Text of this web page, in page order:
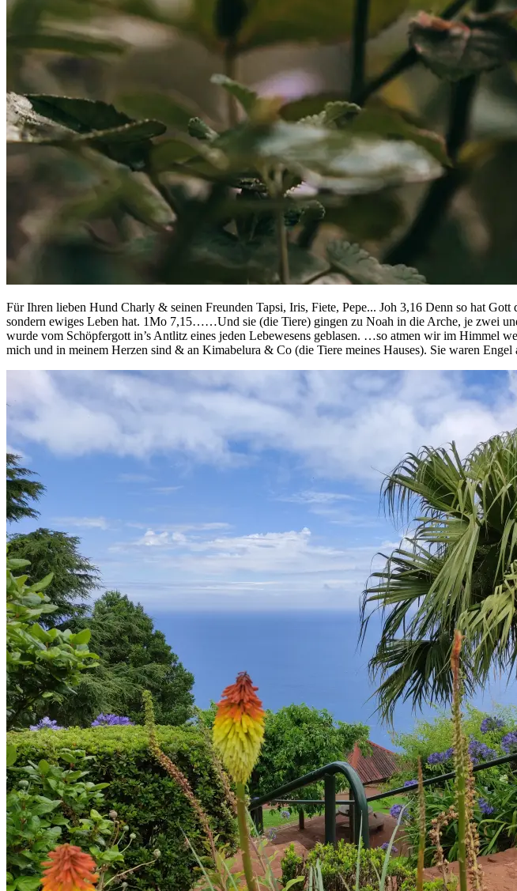
Für Ihren lieben Hund Charly & seinen Freunden Tapsi, Iris, Fiete, Pepe... Joh 3,16 Denn so hat
sondern ewiges Leben hat. 1Mo 7,15……Und sie (die Tiere) gingen zu Noah in die Arche, je zwei
wurde vom Schöpfergott in’s Antlitz eines jeden Lebewesens geblasen. …so atmen wir im
mich und in meinem Herzen sind & an Kimabelura & Co (die Tiere meines Hauses). Sie waren Engel